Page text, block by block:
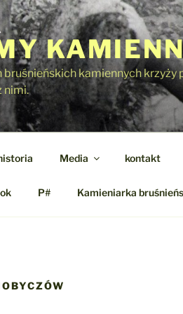
kamiennych
nimi.
Media kontakt
P# Kamieniarka